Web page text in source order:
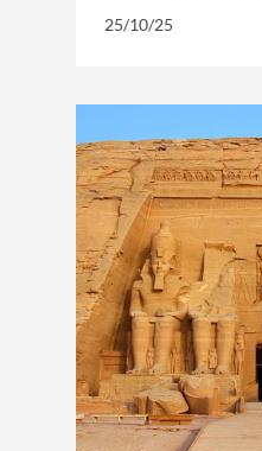
25/10/25